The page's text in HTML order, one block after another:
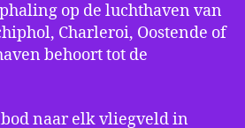
op de luchthaven van
Charleroi, Oostende of
behoort tot de
naar elk vliegveld in